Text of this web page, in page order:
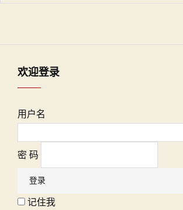
欢迎登录
用户名
密 码
记住我